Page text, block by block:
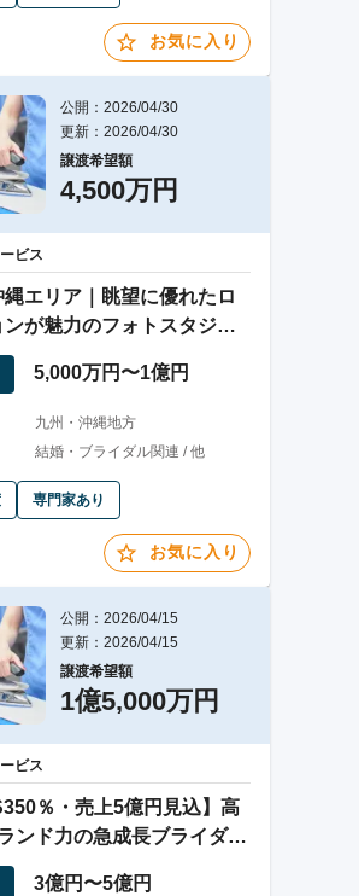
お気に入り
公開：2026/04/30
更新：2026/04/30
譲渡希望額
4,500万円
ビス
縄エリア｜眺望に優れたロ
が魅力のフォトスタジオ
5,000万円〜1億円
九州・沖縄地方
結婚・ブライダル関連 / 他
専門家あり
お気に入り
公開：2026/04/15
更新：2026/04/15
譲渡希望額
1億5,000万円
ビス
％・売上5億円見込】高
ンド力の急成長ブライダル
3億円〜5億円